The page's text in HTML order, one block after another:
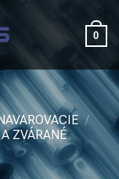
0
/
ZVÁRANÉ